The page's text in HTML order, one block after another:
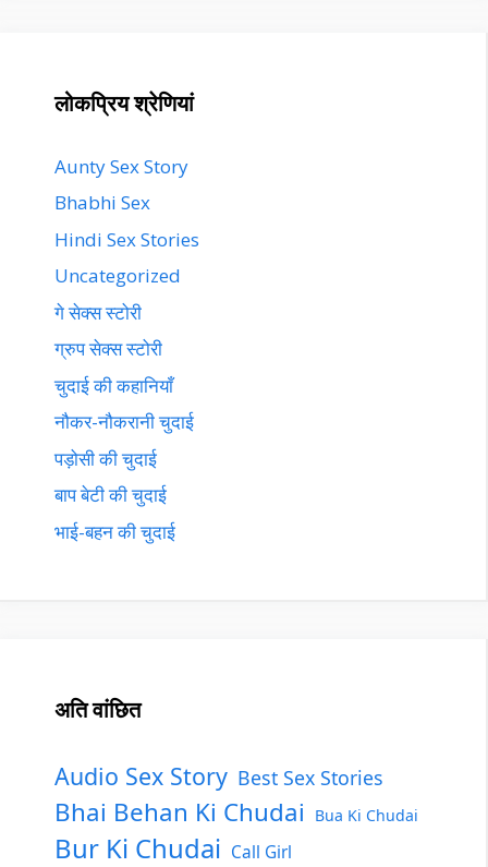
लोकप्रिय श्रेणियां
Aunty Sex Story
Bhabhi Sex
Hindi Sex Stories
Uncategorized
गे सेक्स स्टोरी
ग्रुप सेक्स स्टोरी
चुदाई की कहानियाँ
नौकर-नौकरानी चुदाई
पड़ोसी की चुदाई
बाप बेटी की चुदाई
भाई-बहन की चुदाई
अति वांछित
Audio Sex Story Best Sex Stories
Bhai Behan Ki Chudai Bua Ki Chudai
Bur Ki Chudai Call Girl